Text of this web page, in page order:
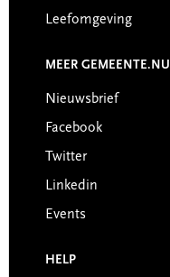
Leefomgeving
MEER GEMEENTE.NU
Nieuwsbrief
Facebook
Twitter
Linkedin
Events
HELP